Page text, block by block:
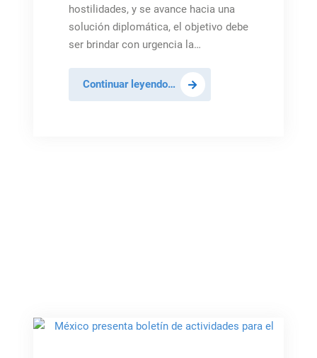
hostilidades, y se avance hacia una
solución diplomática, el objetivo debe
ser brindar con urgencia la…
Continuar leyendo…México:
«La